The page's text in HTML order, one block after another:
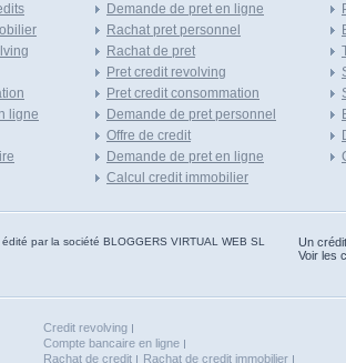
ligne
Demande de pret en ligne
Rachat pret personnel
Rachat de pret
Pret credit revolving
Pret credit consommation
Demande de pret personnel
Offre de credit
Demande de pret en ligne
Calcul credit immobilier
par la société BLOGGERS VIRTUAL WEB SL
Un
Voir les
Credit revolving
Compte bancaire en ligne
Rachat de credit Rachat de credit immobilier